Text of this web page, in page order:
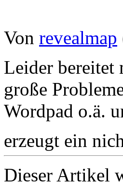
Von revealmap
Leider bereitet
große
Wordpad o.ä.
erzeugt ein
Dieser Artikel